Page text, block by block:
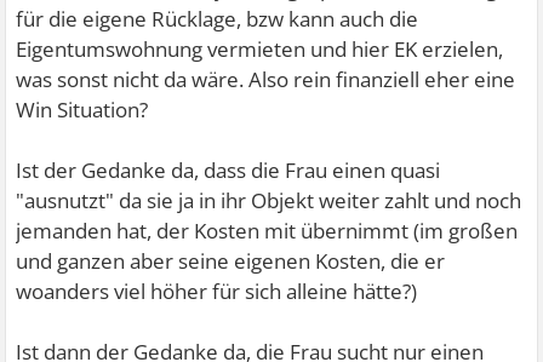
für die eigene Rücklage, bzw kann auch die
Eigentumswohnung vermieten und hier EK erzielen,
was sonst nicht da wäre. Also rein finanziell eher eine
Win Situation?
Ist der Gedanke da, dass die Frau einen quasi
"ausnutzt" da sie ja in ihr Objekt weiter zahlt und noch
jemanden hat, der Kosten mit übernimmt (im großen
und ganzen aber seine eigenen Kosten, die er
woanders viel höher für sich alleine hätte?)
Ist dann der Gedanke da, die Frau sucht nur einen